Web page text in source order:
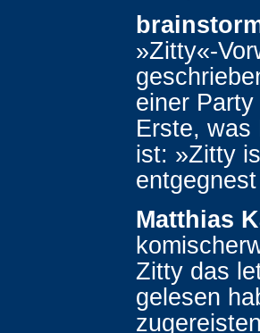
»Zitty«-
einer
Erste, was
ist: »Zitty
Matthias
Zitty das
gelesen